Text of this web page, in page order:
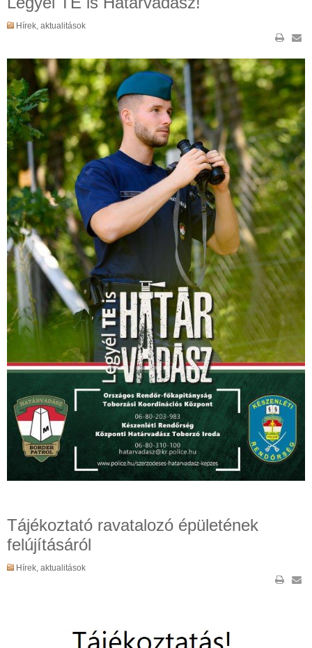
Hírek, aktualitások
Tájékoztató ravatalozó épületének
felújításáról
Hírek, aktualitások